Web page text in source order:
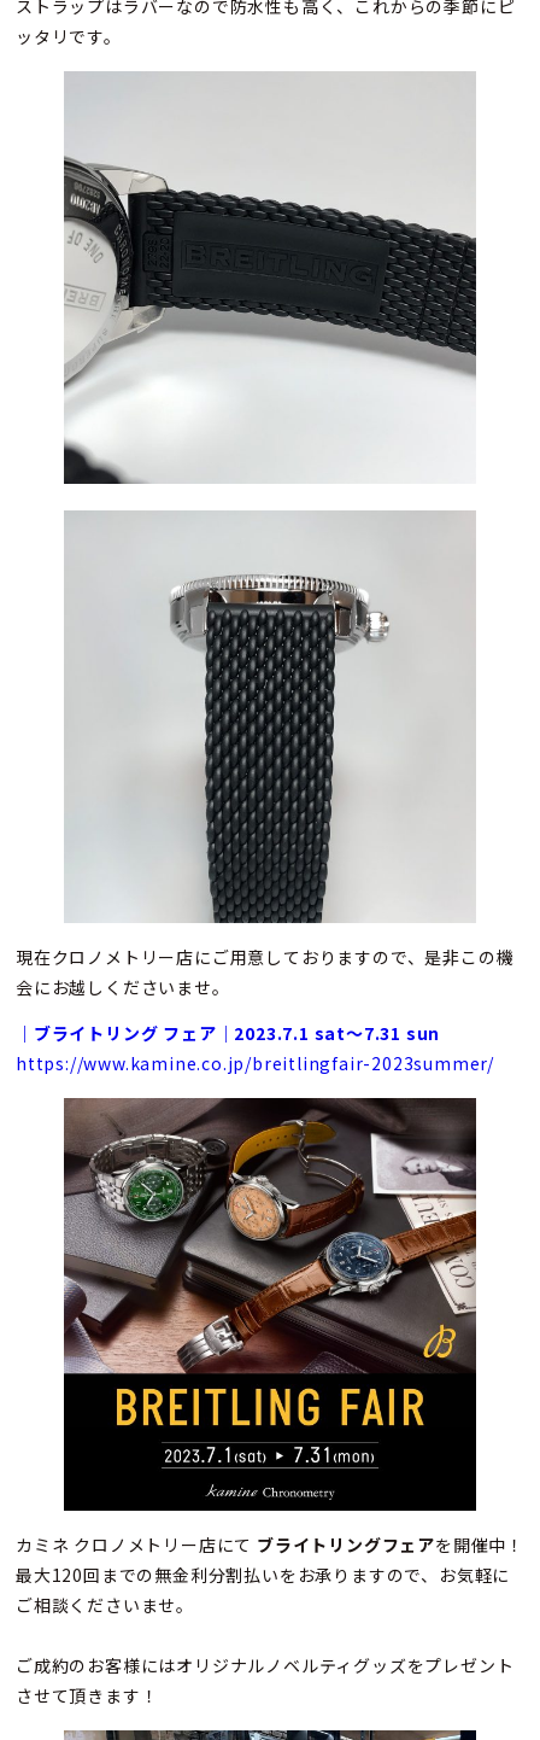
ストラップはラバーなので防水性も高く、これからの季節にピ
ッタリです。
現在クロノメトリー店にご用意しておりますので、是非この機
会にお越しくださいませ。
｜ブライトリング フェア｜2023.7.1 sat～7.31 sun
https://www.kamine.co.jp/breitlingfair-2023summer/
カミネ クロノメトリー店にて ブライトリングフェアを開催中！
最大120回までの無金利分割払いをお承りますので、お気軽に
ご相談くださいませ。
ご成約のお客様にはオリジナルノベルティグッズをプレゼント
させて頂きます！